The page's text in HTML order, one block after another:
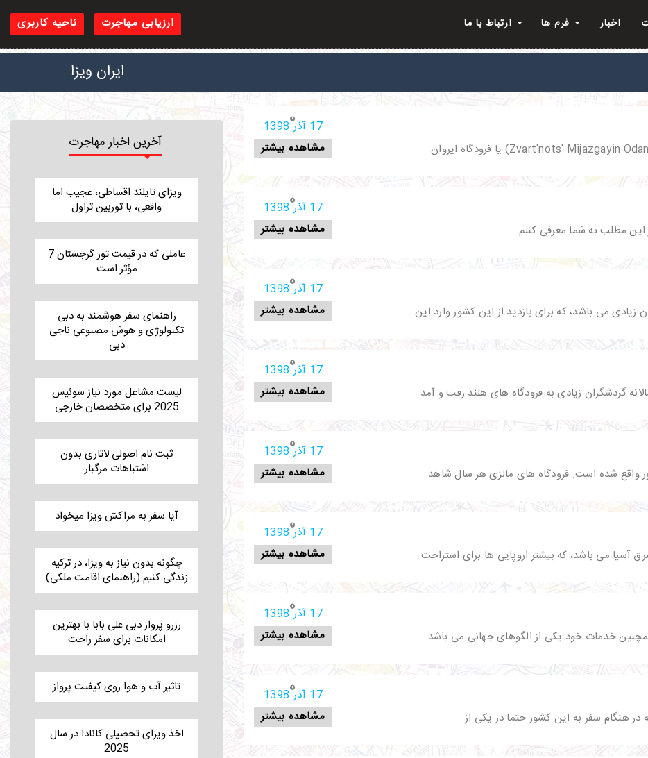
ناحیه کاربری ارزیابی مهاجرت اخبار
ایران ویزا
17 آذر 1398
مشاهده بیشتر
17 آذر 1398
مشاهده بیشتر
این مطلب به شما معرفی کنیم
17 آذر 1398
مشاهده بیشتر
می باشد، که برای بازدید از این کشور وارد این
17 آذر 1398
مشاهده بیشتر
گردشگران زیادی به فرودگاه های هلند رفت و آمد
17 آذر 1398
مشاهده بیشتر
واقع شده است. فرودگاه های مالزی هر سال شاهد
17 آذر 1398
مشاهده بیشتر
آسیا می باشد، که بیشتر اروپایی ها برای استراحت
17 آذر 1398
مشاهده بیشتر
خدمات خود یکی از الگوهای جهانی می باشد
17 آذر 1398
مشاهده بیشتر
در هنگام سفر به این کشور حتما در یکی از
آخرین اخبار مهاجرت
ویزای تایلند اقساطی، عجیب اما
واقعی، با توربین تراول
7 عاملی که در قیمت تور گرجستان
مؤثر است
راهنمای سفر هوشمند به دبی
تکنولوژی و هوش مصنوعی ناجی
دبی
لیست مشاغل مورد نیاز سوئیس
2025 برای متخصصان خارجی
ثبت نام اصولی لاتاری بدون
اشتباهات مرگبار
آیا سفر به مراکش ویزا میخواد
چگونه بدون نیاز به ویزا، در ترکیه
زندگی کنیم (راهنمای اقامت ملکی)
رزرو پرواز دبی علی بابا با بهترین
امکانات برای سفر راحت
تاثیر آب و هوا روی کیفیت پرواز
اخذ ویزای تحصیلی کانادا در سال
2025